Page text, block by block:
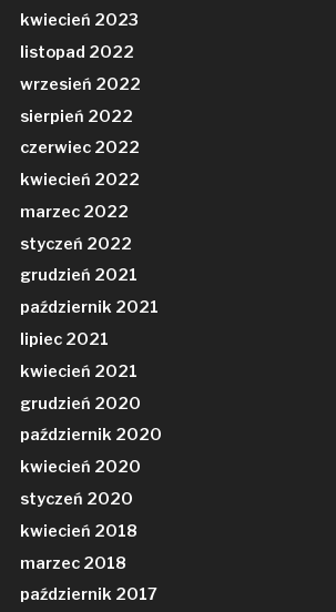
kwiecień 2023
listopad 2022
wrzesień 2022
sierpień 2022
czerwiec 2022
kwiecień 2022
marzec 2022
styczeń 2022
grudzień 2021
październik 2021
lipiec 2021
kwiecień 2021
grudzień 2020
październik 2020
kwiecień 2020
styczeń 2020
kwiecień 2018
marzec 2018
październik 2017